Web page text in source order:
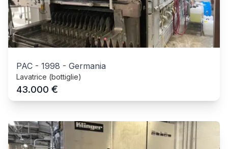
PAC - 1998 - Germania
Lavatrice (bottiglie)
43.000 €